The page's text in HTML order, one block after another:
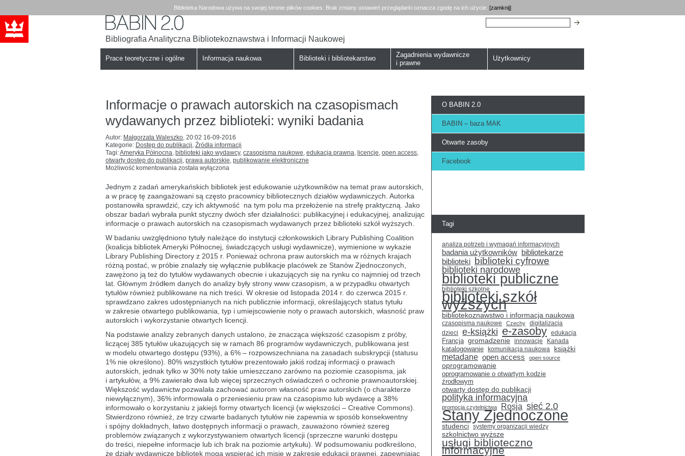
Biblioteka Narodowa używa na swojej stronie plików cookies. Brak zmiany ustawień przeglądarki oznacza zgodę na ich użycie. [zamknij]
Babin
Bibliografia Analityczna Bibliotekoznawstwa i Informacji Naukowej
Szukaj:
Prace teoretyczne i ogólne Informacja naukowa Biblioteki i bibliotekarstwo
Zagadnienia wydawnicze
i prawne
Użytkownicy
Informacje o prawach autorskich na czasopismach
wydawanych przez biblioteki: wyniki badania
Autor: Małgorzata Waleszko, 20:02 16-09-2016
Kategorie: Dostęp do publikacji, Źródła informacji
Tagi:Ameryka Północna, biblioteki jako wydawcy, czasopisma naukowe, edukacja prawna, licencje, open access,
otwarty dostęp do publikacji, prawa autorskie, publikowanie elektroniczne
Możliwość komentowania Informacje
autorskich
na czasopismach
wydawanych
przez
biblioteki:
wyniki
została wyłączona
Jednym z zadań amerykańskich bibliotek jest edukowanie użytkowników na temat praw autorskich,
a w pracę tę zaangażowani są często pracownicy bibliotecznych działów wydawniczych. Autorka
postanowiła sprawdzić, czy ich aktywność na tym polu ma przełożenie na strefę praktyczną. Jako
obszar badań wybrała punkt styczny dwóch sfer działalności: publikacyjnej i edukacyjnej, analizując
informacje o prawach autorskich na czasopismach wydawanych przez biblioteki szkół wyższych.
W badaniu uwzględniono tytuły należące do instytucji członkowskich Library Publishing Coalition
(koalicja bibliotek Ameryki Północnej, świadczących usługi wydawnicze), wymienione w wykazie
Library Publishing Directory z 2015 r. Ponieważ ochrona praw autorskich ma w różnych krajach
różną postać, w próbie znalazły się wyłącznie publikacje placówek ze Stanów Zjednoczonych,
zawężono ją też do tytułów wydawanych obecnie i ukazujących się na rynku co najmniej od trzech
lat. Głównym źródłem danych do analizy były strony www czasopism, a w przypadku otwartych
tytułów również publikowane na nich treści. W okresie od listopada 2014 r. do czerwca 2015 r.
sprawdzano zakres udostępnianych na nich publicznie informacji, określających status tytułu
w zakresie otwartego publikowania, typ i umiejscowienie noty o prawach autorskich, własność praw
autorskich i wykorzystanie otwartych licencji.
Na podstawie analizy zebranych danych ustalono, że znacząca większość czasopism z próby,
liczącej 385 tytułów ukazujących się w ramach 86 programów wydawniczych, publikowana jest
w modelu otwartego dostępu (93%), a 6% – rozpowszechniana na zasadach subskrypcji (statusu
1% nie określono). 80% wszystkich tytułów prezentowało jakiś rodzaj informacji o prawach
autorskich, jednak tylko w 30% noty takie umieszczano zarówno na poziomie czasopisma, jak
i artykułów, a 9% zawierało dwa lub więcej sprzecznych oświadczeń o ochronie prawnoautorskiej.
Większość wydawnictw pozwalała zachować autorom własność praw autorskich (o charakterze
niewyłącznym), 36% informowała o przeniesieniu praw na czasopismo lub wydawcę a 38%
informowało o korzystaniu z jakiejś formy otwartych licencji (w większości – Creative Commons).
Stwierdzono również, ze trzy czwarte badanych tytułów nie zapewnia w sposób konsekwentny
i spójny dokładnych, łatwo dostępnych informacji o prawach, zauważono również szereg
problemów związanych z wykorzystywaniem otwartych licencji (sprzeczne warunki dostępu
do treści, niepełne informacje lub ich brak na poziomie artykułu). W podsumowaniu podkreślono,
że działy wydawnicze bibliotek mogą wspierać ich misję w zakresie edukacji prawnej, zapewniając
O BABIN 2.0
BABIN – baza MAK
Otwarte zasoby
Facebook
Tagi
analiza potrzeb i wymagań informacyjnych
badania użytkowników bibliotekarze
biblioteki biblioteki cyfrowe
biblioteki narodowe
biblioteki publiczne
biblioteki szkolne
biblioteki szkół
wyższych
bibliotekoznawstwo i informacja naukowa
czasopisma naukowe Czechy digitalizacja
dzieci e-książki e-zasoby edukacja
Francja gromadzenie innowacje
Kanada
katalogowanie
komunikacja naukowa książki
metadane open access open source
oprogramowanie
oprogramowanie o otwartym kodzie
źrodłowym
otwarty dostęp do publikacji
polityka informacyjna
promocja czytelnictwa Rosja sieć 2.0
Stany Zjednoczone
studenci systemy organizacji wiedzy
szkolnictwo wyższe
usługi biblioteczno
informacyjne